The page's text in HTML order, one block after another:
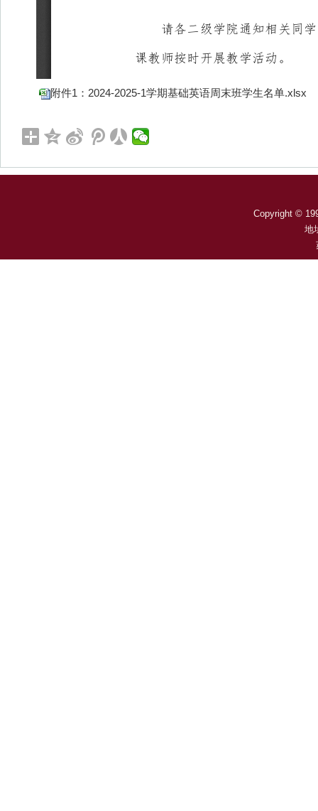
附件1：2024-2025-1学期基础英语周末班学生名单.xlsx
Copyright ©
地